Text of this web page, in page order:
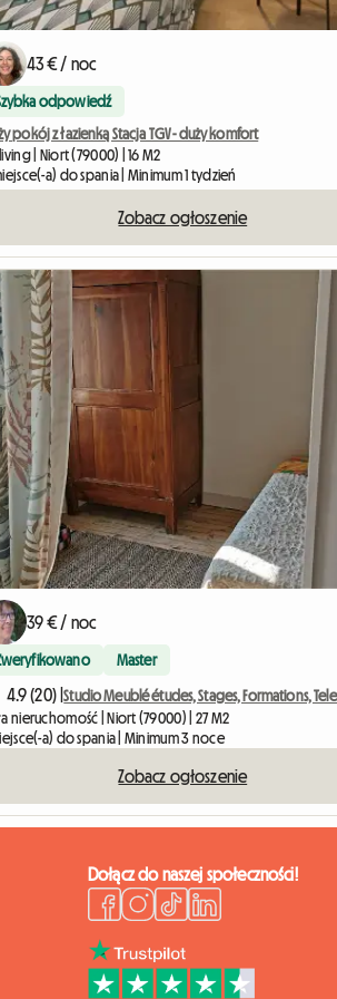
43 € / noc
odpowiedź
pokój z łazienką Stacja TGV - duży komfort
| Niort (79000) | 16 M2
a) do spania | Minimum 1 tydzień
Zobacz ogłoszenie
39 € / noc
Master
4.9 (20) |Studio Meublé études, Stages, Formations,
nieruchomość | Niort (79000) | 27 M2
a) do spania | Minimum 3 noce
Zobacz ogłoszenie
Dołącz do naszej społeczności!